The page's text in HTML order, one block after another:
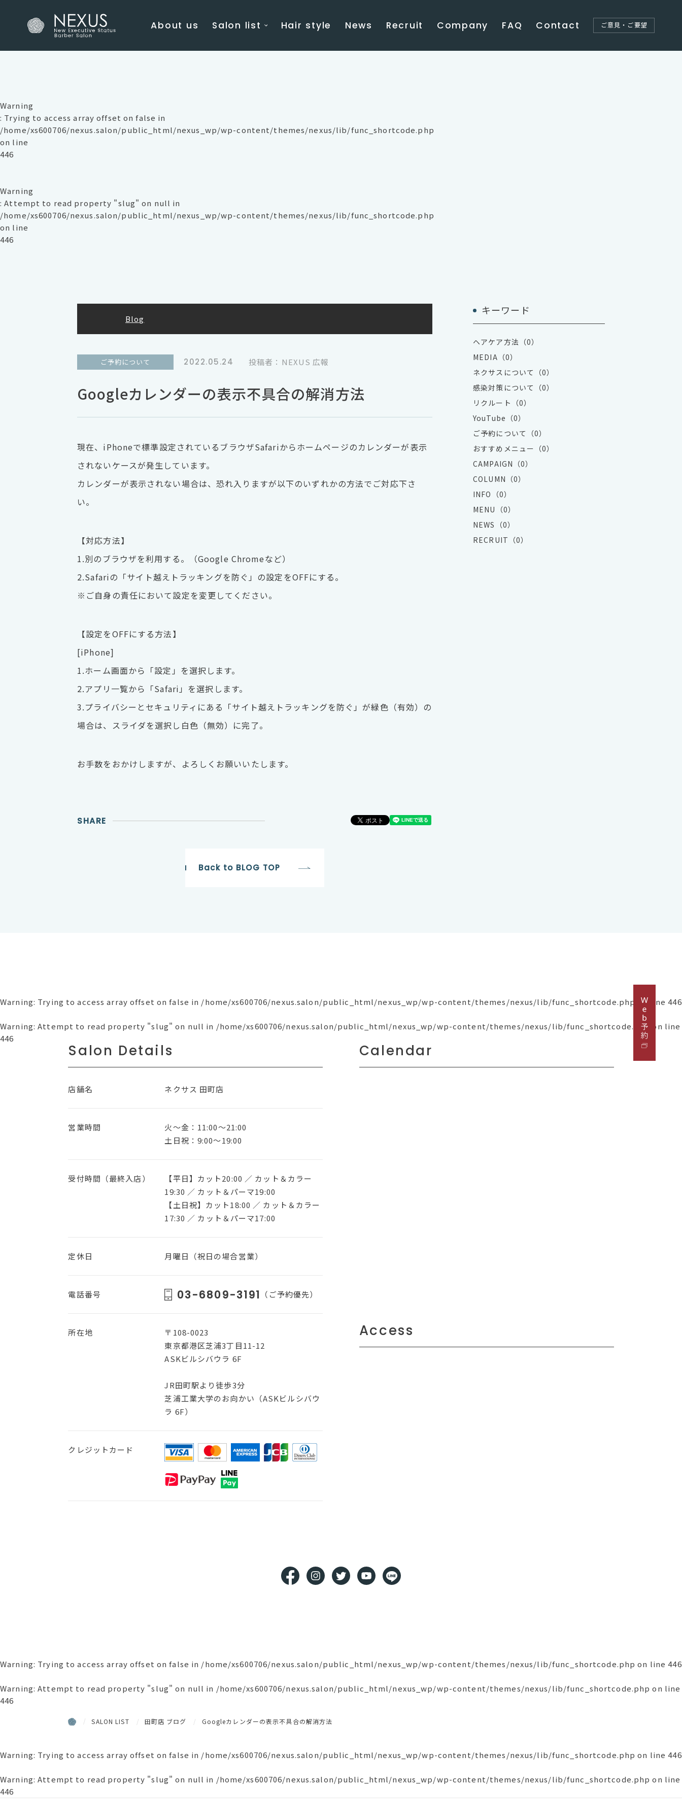
About us Salon list Hair style News Recruit Company FAQ Contact ご意見・ご要望
Blog
Googleカレンダーの表示不具合の解消方法
ご予約について 2022.05.24 投稿者：NEXUS 広報
現在、iPhoneで標準設定されているブラウザSafariからホームページのカレンダーが表示
されないケースが発生しています。
カレンダーが表示されない場合は、恐れ入りますが以下のいずれかの方法でご対応下さ
い。
【対応方法】
1.別のブラウザを利用する。（Google Chromeなど）
2.Safariの「サイト越えトラッキングを防ぐ」の設定をOFFにする。
※ご自身の責任において設定を変更してください。
【設定をOFFにする方法】
[iPhone]
1.ホーム画面から「設定」を選択します。
2.アプリ一覧から「Safari」を選択します。
3.プライバシーとセキュリティにある「サイト越えトラッキングを防ぐ」が緑色（有効）の
場合は、スライダを選択し白色（無効）に完了。
お手数をおかけしますが、よろしくお願いいたします。
SHARE
Back to BLOG TOP
キーワード
ヘアケア方法（0）
MEDIA（0）
ネクサスについて（0）
感染対策について（0）
リクルート（0）
YouTube（0）
ご予約について（0）
おすすめメニュー（0）
CAMPAIGN（0）
COLUMN（0）
INFO（0）
MENU（0）
NEWS（0）
RECRUIT（0）
Warning
: Trying to access array offset on false in
/home/xs600706/nexus.salon/public_html/nexus_wp/wp-content/themes/nexus/lib/func_shortcode.php
on line
446
Warning
: Attempt to read property "slug" on null in
/home/xs600706/nexus.salon/public_html/nexus_wp/wp-content/themes/nexus/lib/func_shortcode.php
on line
446
Warning: Trying to access array offset on false in /home/xs600706/nexus.salon/public_html/nexus_wp/wp-content/themes/nexus/lib/func_shortcode.php on line446
Warning: Attempt to read property "slug" on null in /home/xs600706/nexus.salon/public_html/nexus_wp/wp-content/themes/nexus/lib/func_shortcode.php
on line
446
Salon Details
店舗名 ネクサス 田町店
営業時間
火〜金：11:00～21:00
土日祝：9:00～19:00
受付時間（最終入店）
【平日】カット20:00 ／ カット＆カラー
19:30 ／ カット＆パーマ19:00
【土日祝】カット18:00 ／ カット＆カラー
17:30 ／ カット＆パーマ17:00
定休日 月曜日（祝日の場合営業）
電話番号 03-6809-3191 （ご予約優先）
所在地
〒108-0023
東京都港区芝浦3丁目11-12
ASKビルシバウラ 6F
JR田町駅より徒歩3分
芝浦工業大学のお向かい（ASKビルシバウ
ラ 6F）
クレジットカード
Calendar
Access
Warning: Trying to access array offset on false in /home/xs600706/nexus.salon/public_html/nexus_wp/wp-content/themes/nexus/lib/func_shortcode.php on line446
Warning: Attempt to read property "slug" on null in /home/xs600706/nexus.salon/public_html/nexus_wp/wp-content/themes/nexus/lib/func_shortcode.php on line
446
SALON LIST 田町店 ブログ Googleカレンダーの表示不具合の解消方法
Warning: Trying to access array offset on false in /home/xs600706/nexus.salon/public_html/nexus_wp/wp-content/themes/nexus/lib/func_shortcode.php on line446
Warning: Attempt to read property "slug" on null in /home/xs600706/nexus.salon/public_html/nexus_wp/wp-content/themes/nexus/lib/func_shortcode.php on line
446